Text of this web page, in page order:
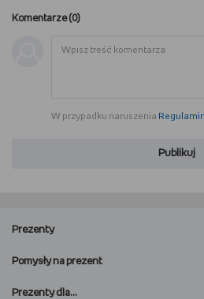
Komentarze (0)
W przypadku naruszenia
Publikuj
Prezenty
Pomysły na prezent
Prezenty dla…